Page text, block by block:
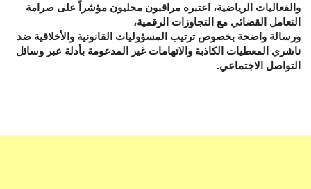
والفعاليات الرياضية، اعتبره مراقبون محليون مؤشراً على صرامة
التعامل القضائي مع التجاوزات الرقمية،
ورسالة واضحة بخصوص ترتيب المسؤوليات القانونية والأخلاقية ضد
ناشري المعطيات الكاذبة والاتهامات غير المدعومة بأدلة عبر وسائل
التواصل الاجتماعي.